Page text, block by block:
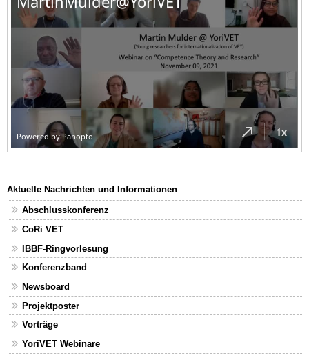
Aktuelle Nachrichten und Informationen
Abschlusskonferenz
CoRi VET
IBBF-Ringvorlesung
Konferenzband
Newsboard
Projektposter
Vorträge
YoriVET Webinare